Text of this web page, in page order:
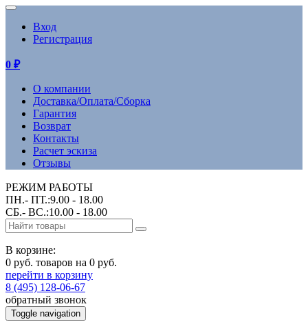
Вход
Регистрация
0 ₽
О компании
Доставка/Оплата/Сборка
Гарантия
Возврат
Контакты
Расчет эскиза
Отзывы
РЕЖИМ РАБОТЫ
ПН.- ПТ.:9.00 - 18.00
СБ.- ВС.:10.00 - 18.00
В корзине:
0 руб. товаров на 0 руб.
перейти в корзину
8 (495) 128-06-67
обратный звонок
Toggle navigation